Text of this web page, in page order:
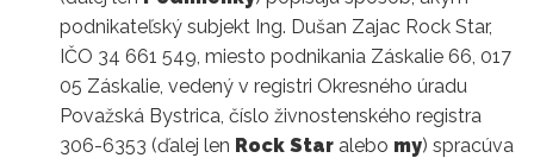
podnikateľský subjekt Ing. Dušan Zajac Rock Star,
IČO 34 661 549, miesto podnikania Záskalie 66, 017
05 Záskalie, vedený v registri Okresného úradu
Považská Bystrica, číslo živnostenského registra
306-6353 (ďalej len Rock Star alebo my) spracúva